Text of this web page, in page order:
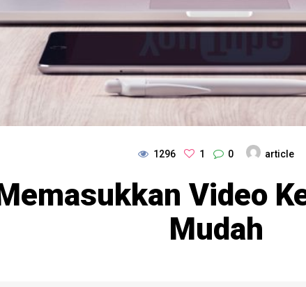
1296 1 0 article
Video
Mudah